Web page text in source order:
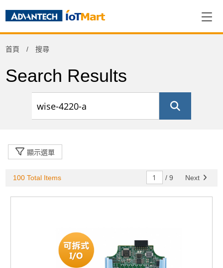
首頁 搜尋
Search Results
顯示選單
Product Category
資料擷取與控制(50)
網通產品(20)
100 Total Items / 9 Next